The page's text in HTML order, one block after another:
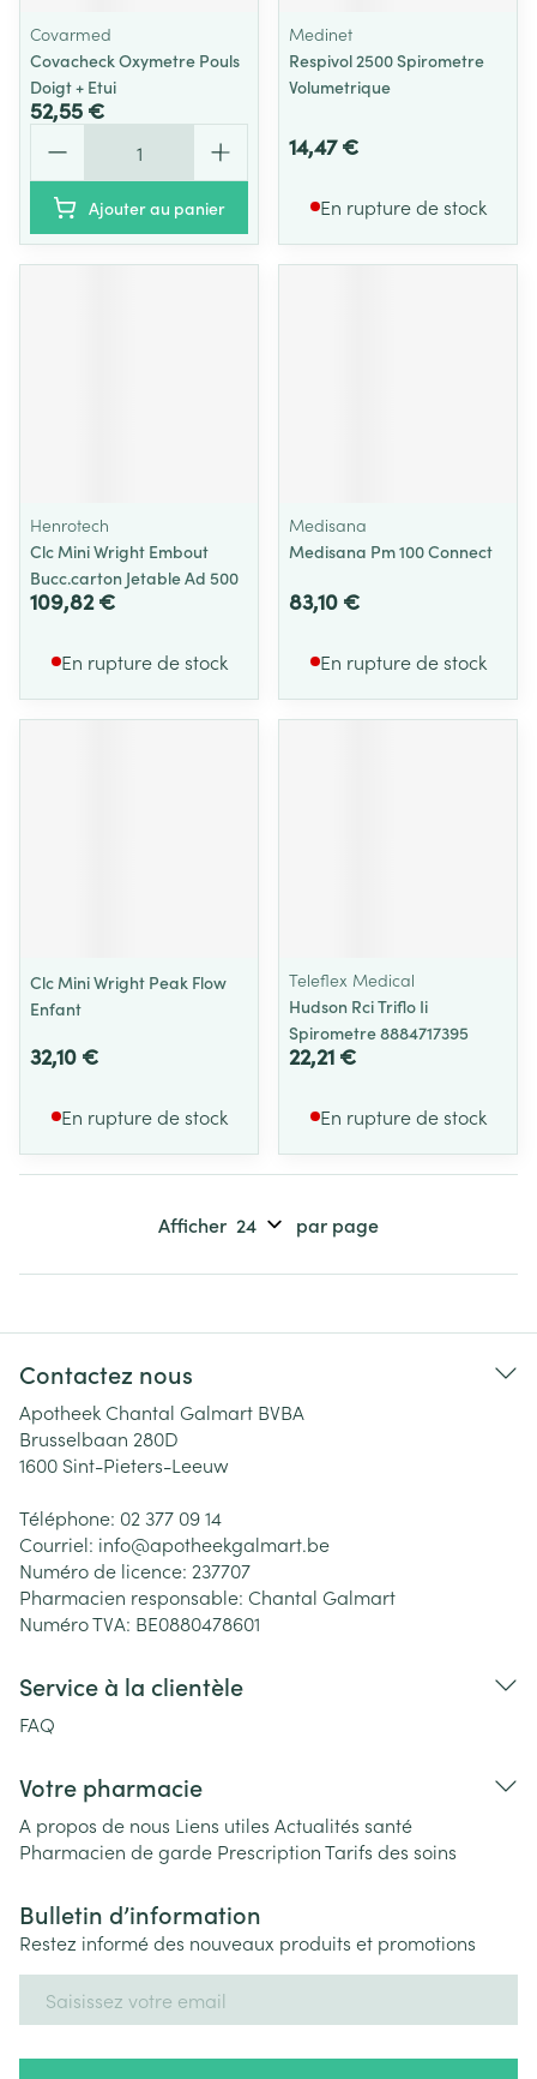
Covarmed
Covacheck Oxymetre Pouls
Doigt + Etui
52,55 €
Ajouter au panier
Medinet
Respivol 2500 Spirometre
Volumetrique
14,47 €
En rupture de stock
Henrotech
Clc Mini Wright Embout
Bucc.carton Jetable Ad 500
109,82 €
En rupture de stock
Medisana
Medisana Pm 100 Connect
83,10 €
En rupture de stock
Clc Mini Wright Peak Flow
Enfant
32,10 €
En rupture de stock
Teleflex Medical
Hudson Rci Triflo Ii
Spirometre 8884717395
22,21 €
En rupture de stock
Afficher par page
Contactez nous
Apotheek Chantal Galmart BVBA
Brusselbaan 280D
1600 Sint-Pieters-Leeuw
Téléphone: 02 377 09 14
Courriel: info@apotheekgalmart.be
Numéro de licence: 237707
Pharmacien responsable: Chantal Galmart
Numéro TVA: BE0880478601
Service à la clientèle
FAQ
Votre pharmacie
A propos de nous Liens utiles Actualités santé
Pharmacien de garde PrescriptionTarifs des soins
Bulletin d’information
Restez informé des nouveaux produits et promotions